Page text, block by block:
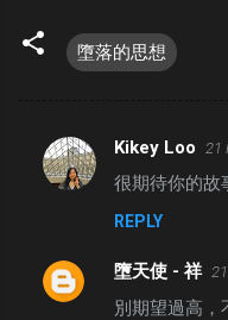
墮落的思想
C
m
e
Kikey Loo 21
很期待你的故
REPLY
墮天使 - 祥
別期望過高，